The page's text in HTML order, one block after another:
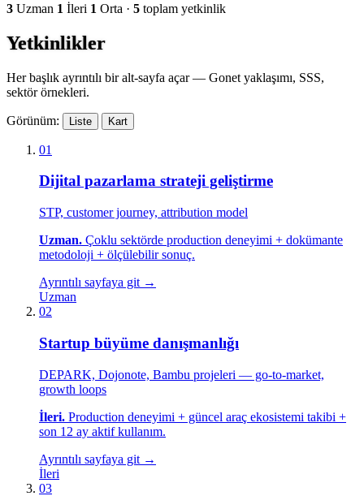
3 Uzman 1 İleri 1 Orta · 5 toplam yetkinlik
Yetkinlikler
Her başlık ayrıntılı bir alt-sayfa açar — Gonet yaklaşımı, SSS,
sektör örnekleri.
Görünüm: Liste Kart
01
Dijital pazarlama strateji geliştirme
STP, customer journey, attribution model
Uzman. Çoklu sektörde production deneyimi + dokümante
metodoloji + ölçülebilir sonuç.
Ayrıntılı sayfaya git →
Uzman
02
Startup büyüme danışmanlığı
DEPARK, Dojonote, Bambu projeleri — go-to-market,
growth loops
İleri. Production deneyimi + güncel araç ekosistemi takibi +
son 12 ay aktif kullanım.
Ayrıntılı sayfaya git →
İleri
03